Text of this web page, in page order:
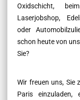
Oxidschicht,
Laserjobshop,
oder
schon heute von
Sie?
Wir freuen uns, Sie
Paris einzuladen,